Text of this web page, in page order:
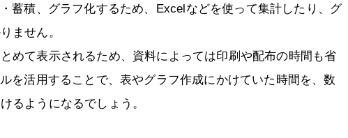
蓄積、グラフ化するため、Excelなどを使って集計したり、グ
ません。
めて表示されるため、資料によっては印刷や配布の時間も省
を活用することで、表やグラフ作成にかけていた時間を、数
るようになるでしょう。